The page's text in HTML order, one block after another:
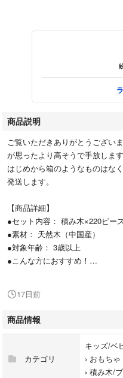
商品説明
ご覧いただきありがとうござい
が思ったより高そうで手放しま
はじめから箱のようなものはな
発送します。
【商品詳細】
●セット内容： 積み木×220ピー
●素材： 天然木（中国産）
●対象年齢： 3歳以上
●こんな方におすすめ！
☆ 日本の伝統技術を体感できる
【商品説明】
●「ほぞ組み」を取り入れた積
と、通常の積み木とは一味違う
がら、自然と手先の器用さが育ま
17日前
商品情報
カテゴリ
キッズ/ベ
› おもちゃ
› 積み木/